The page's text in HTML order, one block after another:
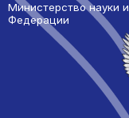
Министерство науки
Федерации